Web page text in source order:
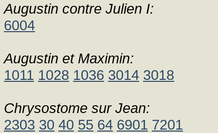
Augustin contre Julien I:
6004
Augustin et Maximin:
1011 1028 1036 3014 3018
Chrysostome sur Jean:
2303 30 40 55 64 6901 7201